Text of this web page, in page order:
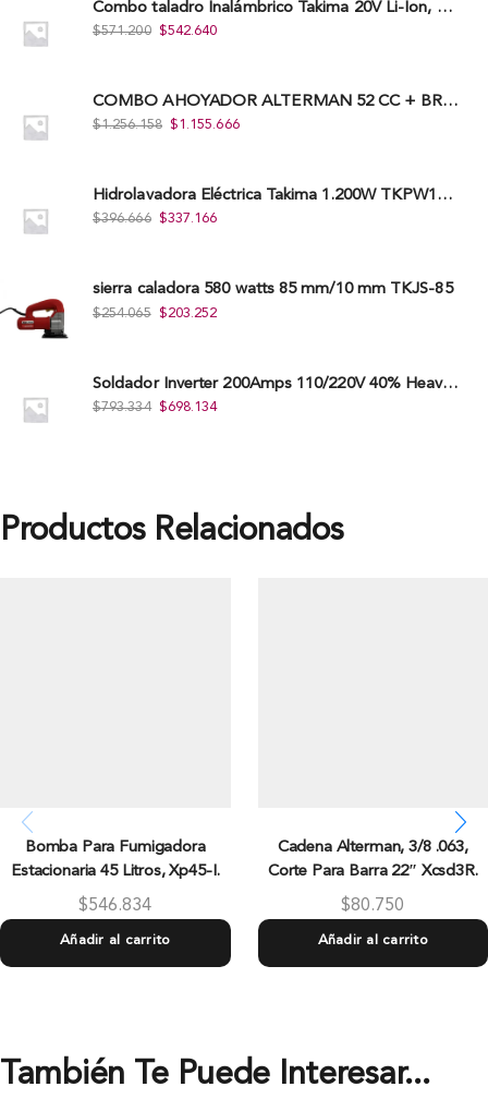
Combo taladro Inalámbrico Takima 20V Li-Ion, Tklcd-20. + Polichadora Takima 7″ 1.200W, Tksp-180-D.
$571.200 $542.640
COMBO AHOYADOR ALTERMAN 52 CC + BROCA DE 20 CM X 80 CM + BROCA DE 15 CM X 80 CM
$1.256.158 $1.155.666
Hidrolavadora Eléctrica Takima 1.200W TKPW1200-13
$396.666 $337.166
sierra caladora 580 watts 85 mm/10 mm TKJS-85
$254.065 $203.252
Soldador Inverter 200Amps 110/220V 40% Heavy Duty (Hd) Tkwi-200-C
$793.334 $698.134
Productos Relacionados
Bomba Para Fumigadora
Estacionaria 45 Litros, Xp45-I.
$546.834
Añadir al carrito
Cadena Alterman, 3/8 .063,
Corte Para Barra 22″ Xcsd3R.
$80.750
Añadir al carrito
También Te Puede Interesar...